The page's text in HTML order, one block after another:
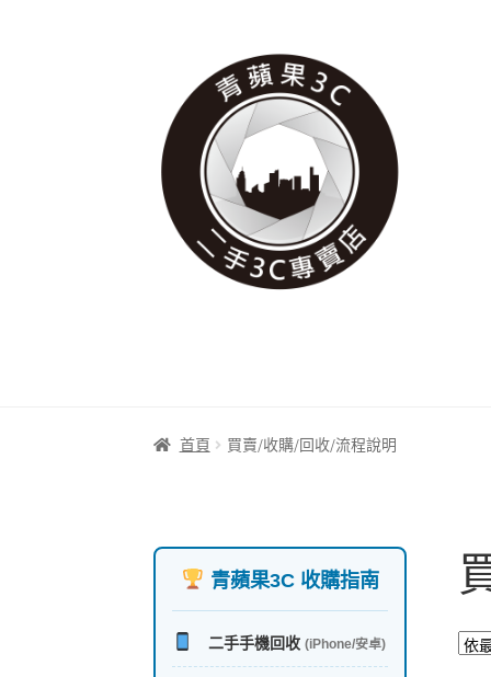
覽
列
要
內
容
首頁 買賣/收購/回收/流程說明
青蘋果3C 收購指南
二手手機回收 (iPhone/安卓)